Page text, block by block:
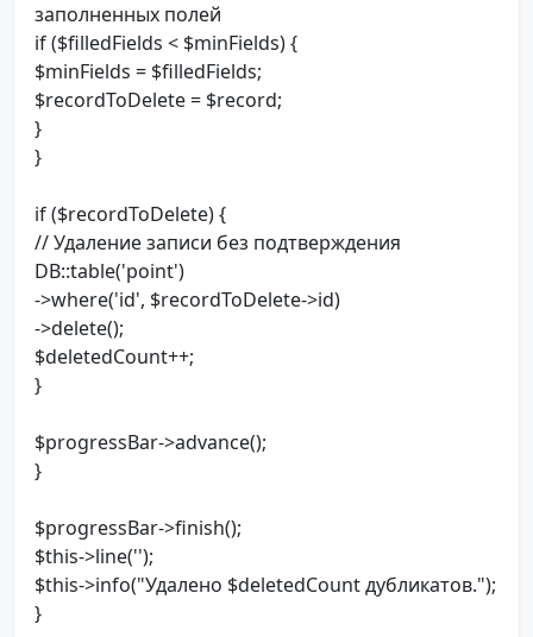
заполненных полей
if ($filledFields < $minFields) {
$minFields = $filledFields;
$recordToDelete = $record;
}
}
if ($recordToDelete) {
// Удаление записи без подтверждения
DB::table('point')
->where('id', $recordToDelete->id)
->delete();
$deletedCount++;
}
$progressBar->advance();
}
$progressBar->finish();
$this->line('');
$this->info("Удалено $deletedCount дубликатов.");
}